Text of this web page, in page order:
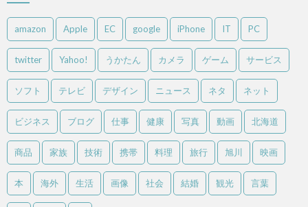
amazon Apple EC google iPhone IT PC
twitter Yahoo! うかたん カメラ ゲーム サービス
ソフト テレビ デザイン ニュース ネタ ネット
ビジネス ブログ 仕事 健康 写真 動画 北海道
商品 家族 技術 携帯 料理 旅行 旭川 映画
本 海外 生活 画像 社会 結婚 観光 言葉